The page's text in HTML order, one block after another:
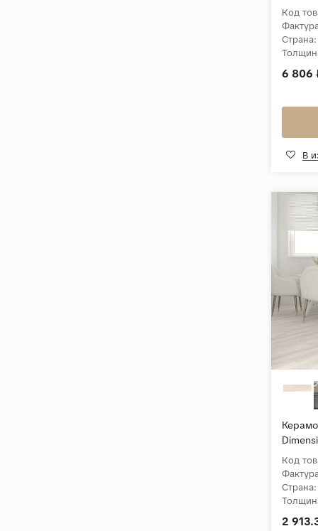
Код
Страна:
6 806
В
Код
Страна:
2